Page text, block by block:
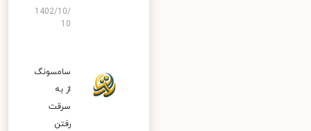
1402/10/
10
سامسونگ
از به
سرقت
رفتن